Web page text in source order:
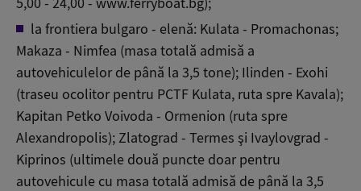
la frontiera bulgaro - elenă: Kulata - Promachonas;
Makaza - Nimfea (masa totală admisă a
autovehiculelor de până la 3,5 tone); Ilinden - Exohi
(traseu ocolitor pentru PCTF Kulata, ruta spre Kavala);
Kapitan Petko Voivoda - Ormenion (ruta spre
Alexandropolis); Zlatograd - Termes şi Ivaylovgrad -
Kiprinos (ultimele două puncte doar pentru
autovehicule cu masa totală admisă de până la 3,5